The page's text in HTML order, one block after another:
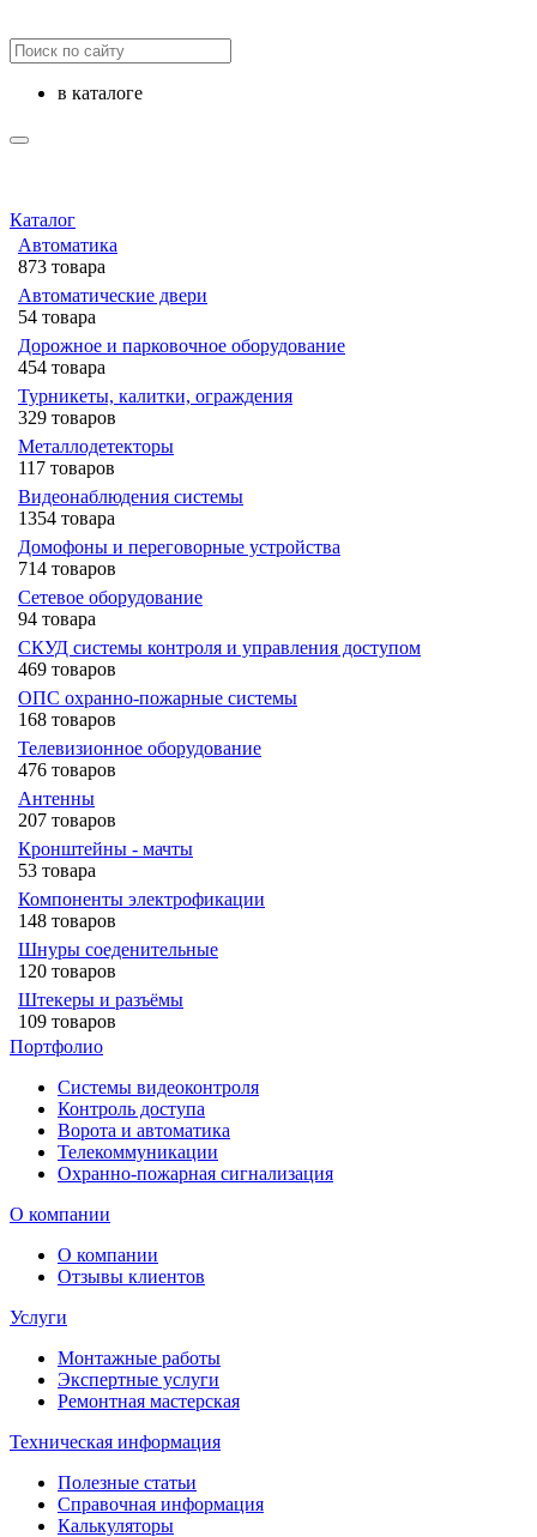
в каталоге
Каталог
Автоматика
873 товара
Автоматические двери
54 товара
Дорожное и парковочное оборудование
454 товара
Турникеты, калитки, ограждения
329 товаров
Металлодетекторы
117 товаров
Видеонаблюдения cистемы
1354 товара
Домофоны и переговорные устройства
714 товаров
Сетевое оборудование
94 товара
СКУД системы контроля и управления доступом
469 товаров
ОПС охранно-пожарные системы
168 товаров
Телевизионное оборудование
476 товаров
Антенны
207 товаров
Кронштейны - мачты
53 товара
Компоненты электрофикации
148 товаров
Шнуры соеденительные
120 товаров
Штекеры и разъёмы
109 товаров
Портфолио
Системы видеоконтроля
Контроль доступа
Ворота и автоматика
Телекоммуникации
Охранно-пожарная сигнализация
О компании
О компании
Отзывы клиентов
Услуги
Монтажные работы
Экспертные услуги
Ремонтная мастерская
Техническая информация
Полезные статьи
Справочная информация
Калькуляторы